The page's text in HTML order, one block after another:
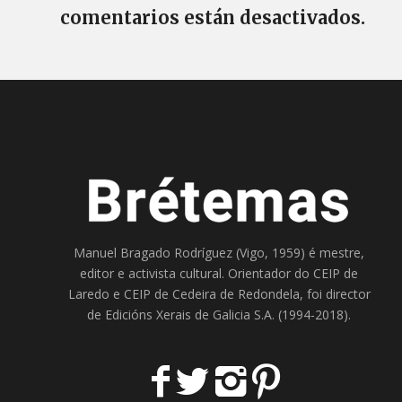
comentarios están desactivados.
Manuel Bragado Rodríguez (Vigo, 1959) é mestre,
editor e activista cultural. Orientador do CEIP de
Laredo e CEIP de Cedeira de Redondela, foi director
de Edicións Xerais de Galicia S.A. (1994-2018).